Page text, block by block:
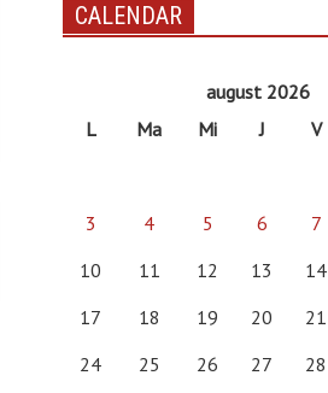
CALENDAR
august 2026
L
Ma Mi J V
3
4 5 6 7
10
11 12 13 14
17
18 19 20 21
24
25 26 27 28